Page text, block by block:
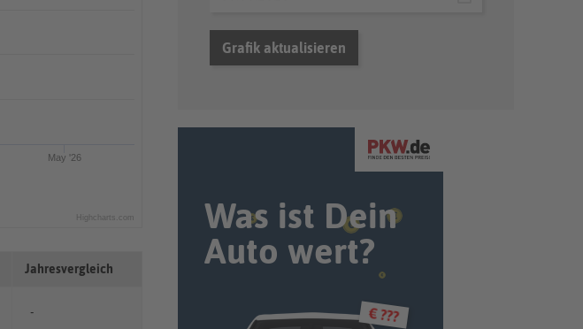
May '26
Highcharts.com
Jahresvergleich
-
Grafik aktualisieren
Was ist Dein
Auto wert?
€ ???